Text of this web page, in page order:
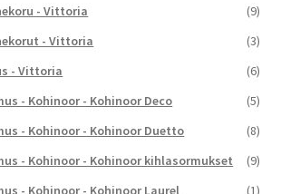
- Vittoria
(9)
- Vittoria
(3)
- Vittoria
(6)
- Kohinoor - Kohinoor Deco
(5)
- Kohinoor - Kohinoor Duetto
(8)
- Kohinoor - Kohinoor kihlasormukset
(9)
- Kohinoor - Kohinoor Laurel
(1)